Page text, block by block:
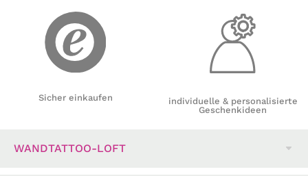
Sicher einkaufen
individuelle & personalisierte
Geschenkideen
WANDTATTOO-LOFT